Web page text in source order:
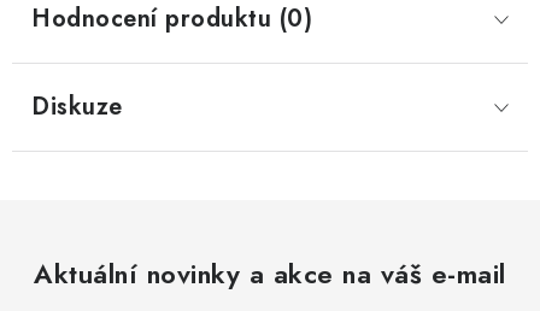
Hodnocení produktu (0)
Diskuze
Aktuální novinky a akce na váš e-mail